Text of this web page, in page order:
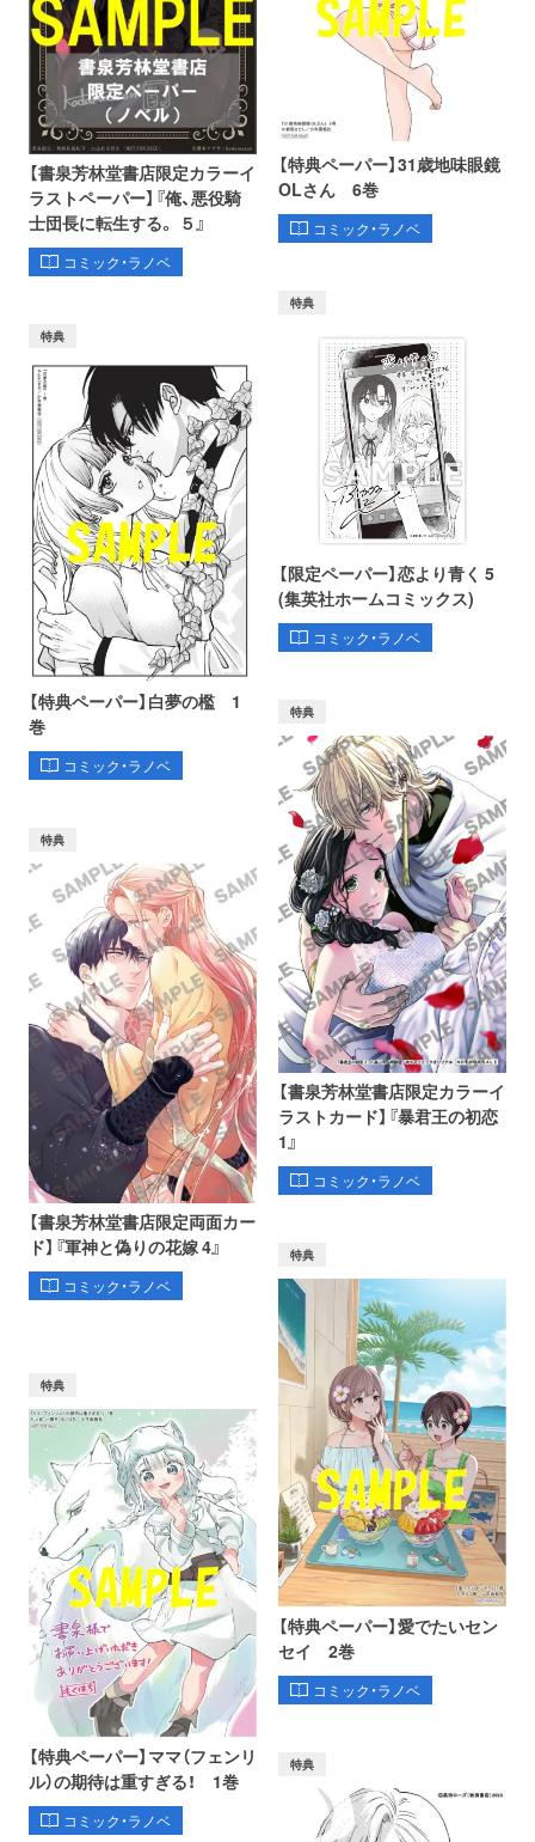
【書泉芳林堂書店限定カラーイ
ラストペーパー】『俺、悪役騎
士団長に転生する。 ５』
コミック・ラノベ
【特典ペーパー】31歳地味眼鏡
OLさん 6巻
コミック・ラノベ
特典
【特典ペーパー】白夢の檻 1
巻
コミック・ラノベ
特典
【限定ペーパー】恋より青く 5
(集英社ホームコミックス)
コミック・ラノベ
特典
【書泉芳林堂書店限定両面カー
ド】『軍神と偽りの花嫁 4』
コミック・ラノベ
特典
【書泉芳林堂書店限定カラーイ
ラストカード】『暴君王の初恋
1』
コミック・ラノベ
特典
【特典ペーパー】ママ（フェンリ
ル）の期待は重すぎる！ 1巻
コミック・ラノベ
特典
【特典ペーパー】愛でたいセン
セイ 2巻
コミック・ラノベ
特典